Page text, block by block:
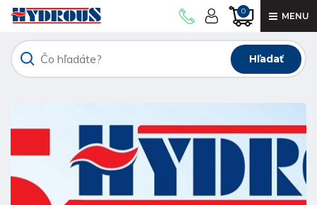
0 MENU
Hľadať